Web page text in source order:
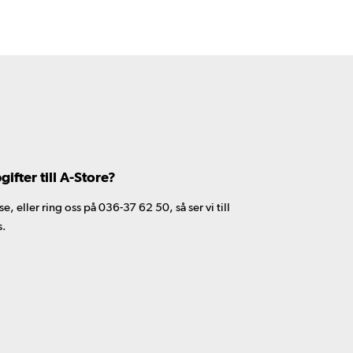
till A-Store?
eller ring oss på 036-37 62 50, så ser vi till